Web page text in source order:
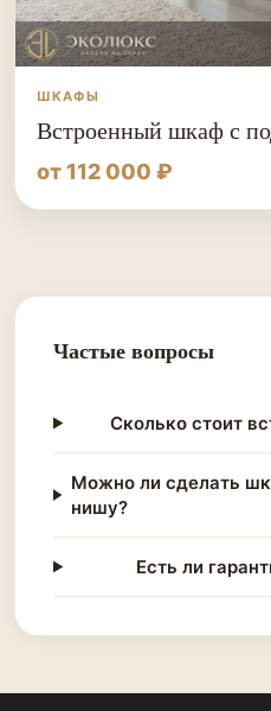
ШКАФЫ
Встроенный шкаф с
от 112 000 ₽
Частые вопросы
Сколько стоит
Можно ли сделать
нишу?
Есть ли